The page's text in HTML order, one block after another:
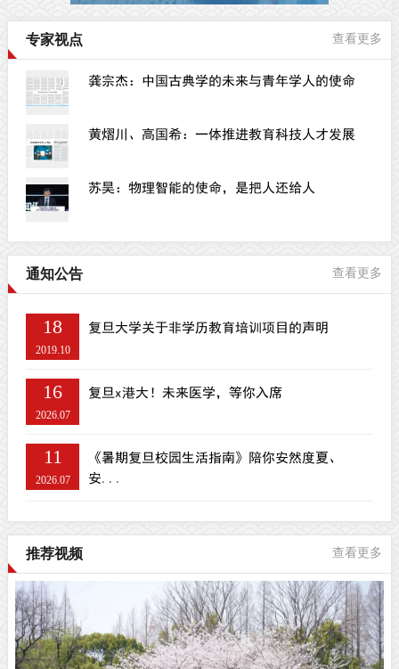
专家视点 查看更多
龚宗杰：中国古典学的未来与青年学人的使命
黄熠川、高国希：一体推进教育科技人才发展
苏昊：物理智能的使命，是把人还给人
通知公告 查看更多
18
2019.10
复旦大学关于非学历教育培训项目的声明
16
2026.07
复旦x港大！未来医学，等你入席
11
2026.07
《暑期复旦校园生活指南》陪你安然度夏、
安...
推荐视频 查看更多